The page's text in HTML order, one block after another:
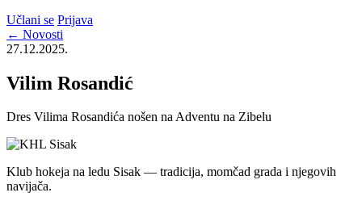
Učlani se Prijava
← Novosti
27.12.2025.
Vilim Rosandić
Dres Vilima Rosandića nošen na Adventu na Zibelu
Klub hokeja na ledu Sisak — tradicija, momčad grada i njegovih
navijača.